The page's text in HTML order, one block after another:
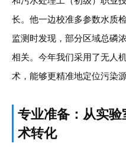
长。他一边校准多参数水质
监测时发现，部分区域总磷
相关。今年我们采用了无人
术，能够更精准地定位污染
专业准备：从实
术转化